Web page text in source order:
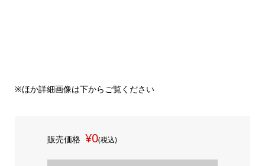
※ほか詳細画像は下からご覧ください
販売価格 ¥0(税込)